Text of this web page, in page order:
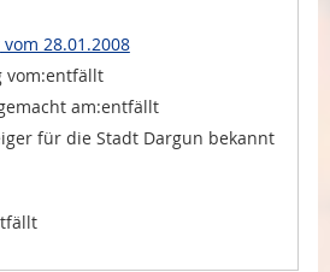
28.01.2008
entfällt
entfällt